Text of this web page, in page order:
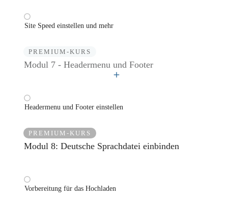
Site Speed einstellen und mehr
PREMIUM-KURS
Modul 7 - Headermenu und Footer
Headermenu und Footer einstellen
PREMIUM-KURS
Modul 8: Deutsche Sprachdatei einbinden
Vorbereitung für das Hochladen